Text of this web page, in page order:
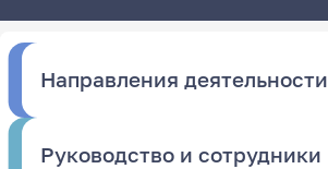
Направления деятельности
Руководство и сотрудники